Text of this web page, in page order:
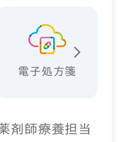
電子処方箋
剤師療養担当